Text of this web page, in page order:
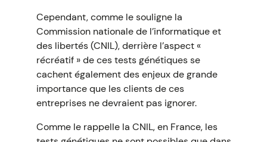
Cependant, comme le souligne la
Commission nationale de l’informatique et
des libertés (CNIL), derrière l’aspect «
récréatif » de ces tests génétiques se
cachent également des enjeux de grande
importance que les clients de ces
entreprises ne devraient pas ignorer.
Comme le rappelle la CNIL, en France, les